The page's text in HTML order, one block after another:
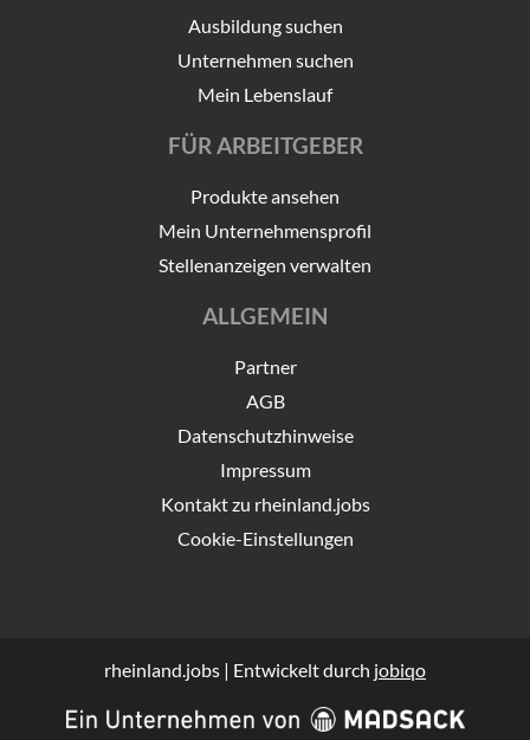
Ausbildung suchen
Unternehmen suchen
Mein Lebenslauf
FÜR ARBEITGEBER
Produkte ansehen
Mein Unternehmensprofil
Stellenanzeigen verwalten
ALLGEMEIN
Partner
AGB
Datenschutzhinweise
Impressum
Kontakt zu rheinland.jobs
Cookie-Einstellungen
rheinland.jobs | Entwickelt durch jobiqo